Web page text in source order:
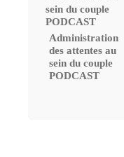
Administration
des attentes au
sein du couple
PODCAST